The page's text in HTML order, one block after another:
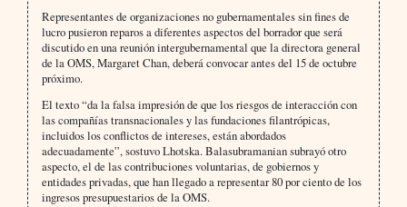
Representantes de organizaciones no gubernamentales sin fines de
lucro pusieron reparos a diferentes aspectos del borrador que será
discutido en una reunión intergubernamental que la directora general
de la OMS, Margaret Chan, deberá convocar antes del 15 de octubre
próximo.
El texto “da la falsa impresión de que los riesgos de interacción con
las compañías transnacionales y las fundaciones filantrópicas,
incluidos los conflictos de intereses, están abordados
adecuadamente”, sostuvo Lhotska. Balasubramanian subrayó otro
aspecto, el de las contribuciones voluntarias, de gobiernos y
entidades privadas, que han llegado a representar 80 por ciento de los
ingresos presupuestarios de la OMS.